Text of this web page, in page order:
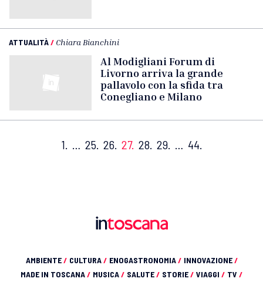
ATTUALITÀ/ Chiara Bianchini
Al Modigliani Forum di
Livorno arriva la grande
pallavolo con la sfida tra
Conegliano e Milano
1. … 25. 26. 27. 28. 29. … 44.
AMBIENTE/ CULTURA/ ENOGASTRONOMIA/ INNOVAZIONE/
MADE IN TOSCANA/ MUSICA/ SALUTE/ STORIE/ VIAGGI / TV /